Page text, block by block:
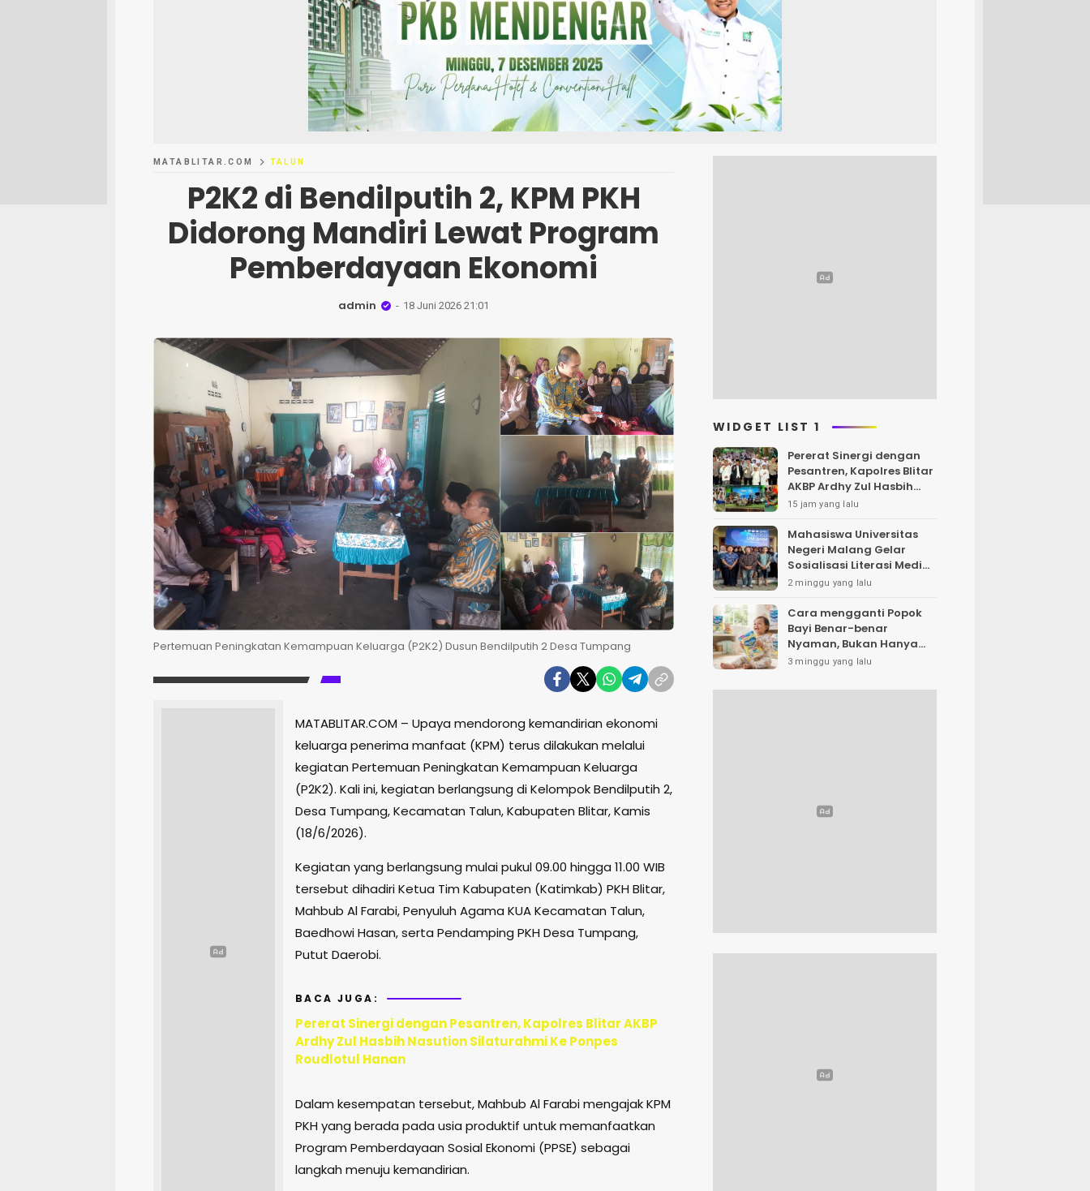
MATABLITAR.COM TALUN
P2K2 di Bendilputih 2, KPM PKH
Didorong Mandiri Lewat Program
Pemberdayaan Ekonomi
admin 18 Juni 2026 21:01
Pertemuan Peningkatan Kemampuan Keluarga (P2K2) Dusun Bendilputih 2 Desa Tumpang
MATABLITAR.COM – Upaya mendorong kemandirian ekonomi
keluarga penerima manfaat (KPM) terus dilakukan melalui
kegiatan Pertemuan Peningkatan Kemampuan Keluarga
(P2K2). Kali ini, kegiatan berlangsung di Kelompok Bendilputih 2,
Desa Tumpang, Kecamatan Talun, Kabupaten Blitar, Kamis
(18/6/2026).
Kegiatan yang berlangsung mulai pukul 09.00 hingga 11.00 WIB
tersebut dihadiri Ketua Tim Kabupaten (Katimkab) PKH Blitar,
Mahbub Al Farabi, Penyuluh Agama KUA Kecamatan Talun,
Baedhowi Hasan, serta Pendamping PKH Desa Tumpang,
Putut Daerobi.
BACA JUGA:
Pererat Sinergi dengan Pesantren, Kapolres Blitar AKBP
Ardhy Zul Hasbih Nasution Silaturahmi Ke Ponpes
Roudlotul Hanan
Dalam kesempatan tersebut, Mahbub Al Farabi mengajak KPM
PKH yang berada pada usia produktif untuk memanfaatkan
Program Pemberdayaan Sosial Ekonomi (PPSE) sebagai
langkah menuju kemandirian.
WIDGET LIST 1
Pererat Sinergi dengan
Pesantren, Kapolres Blitar
AKBP Ardhy Zul Hasbih
Nasution Silaturahmi Ke
15 jam yang lalu
Mahasiswa Universitas
Negeri Malang Gelar
Sosialisasi Literasi Media,
Bahas Resiko Hukum
ITE
2 minggu yang lalu
Cara mengganti Popok
Bayi Benar-benar
Nyaman, Bukan Hanya
Klaim di Kemasan
3 minggu yang lalu